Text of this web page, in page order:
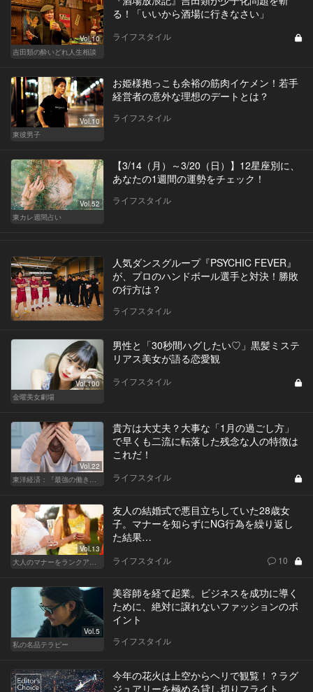
Vol.10
吉田類の酔いどれ人生相談
る！「いいから酒場に行きなさい」
ライフスタイル
Vol.10
東彼男子
お姫様抱っこも余裕の筋肉イケメン！若手
経営者の意外な理想のデートとは？
ライフスタイル
Vol.52
東カレ週間占い
【3/14（月）～3/20（日）】12星座別に、
あなたの1週間の運勢をチェック！
ライフスタイル
人気ダンスグループ『PSYCHIC FEVER』
が、プロのハンドボール選手と対決！勝敗
の行方は？
ライフスタイル
Vol.100
金曜美女劇場
男性と「30秒間ハグしたい♡」黒髪ミステ
リアス美女が語る恋愛観
ライフスタイル
Vol.22
東洋経済：『最強の働き方』『一流の育て方』
貴方は大丈夫？大事な「1月の過ごし方」
で早くも二流に転落した残念な人の特徴は
これだ！
ライフスタイル
Vol.13
大人のマナーをランクアップせよ
友人の結婚式で悪目立ちしていた28歳女
子。マナーを知らずにNG行為を繰り返し
た結果…
ライフスタイル 10
Vol.5
私の名品テラピー
美容師を経て起業。ビジネスを成功に導く
ために、絶対に譲れないファッションのポ
イント
ライフスタイル
今年の花火は上空からヘリで観覧！？ラグ
ジュアリーを極める貸し切りフライト